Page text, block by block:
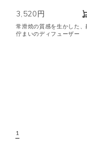
3,520円
常滑焼の質感を生かした、
佇まいのディフューザー